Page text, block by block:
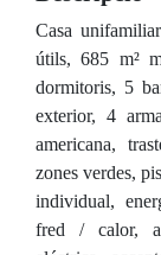
Casa
útils, 685 m²
dormitoris, 5
exterior, 4
americana,
zones verdes,
individual,
fred / calor,